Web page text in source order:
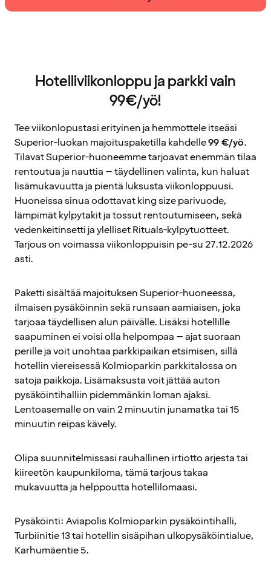
Hotelliviikonloppu ja parkki vain
99€/yö!
Tee viikonlopustasi erityinen ja hemmottele itseäsi
Superior-luokan majoituspaketilla kahdelle99 €/yö.
Tilavat Superior-huoneemme tarjoavat enemmän tilaa
rentoutua ja nauttia – täydellinen valinta, kun haluat
lisämukavuutta ja pientä luksusta viikonloppuusi.
Huoneissa sinua odottavat king size parivuode,
lämpimät kylpytakit ja tossut rentoutumiseen, sekä
vedenkeitinsetti ja ylelliset Rituals-kylpytuotteet.
Tarjous on voimassa viikonloppuisin pe-su 27.12.2026
asti.
Paketti sisältää majoituksen Superior-huoneessa,
ilmaisen pysäköinnin sekä runsaan aamiaisen, joka
tarjoaa täydellisen alun päivälle. Lisäksi hotellille
saapuminen ei voisi olla helpompaa – ajat suoraan
perille ja voit unohtaa parkkipaikan etsimisen, sillä
hotellin viereisessä Kolmioparkin parkkitalossa on
satoja paikkoja. Lisämaksusta voit jättää auton
pysäköintihalliin pidemmänkin loman ajaksi.
Lentoasemalle on vain 2 minuutin junamatka tai 15
minuutin reipas kävely.
Olipa suunnitelmissasi rauhallinen irtiotto arjesta tai
kiireetön kaupunkiloma, tämä tarjous takaa
mukavuutta ja helppoutta hotellilomaasi.
Pysäköinti: Aviapolis Kolmioparkin pysäköintihalli,
Turbiinitie 13 tai hotellin sisäpihan ulkopysäköintialue,
Karhumäentie 5.